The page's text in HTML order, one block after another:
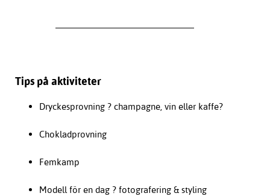
Tips på aktiviteter
Dryckesprovning ? champagne, vin eller kaffe?
Chokladprovning
Femkamp
Modell för en dag ? fotografering & styling